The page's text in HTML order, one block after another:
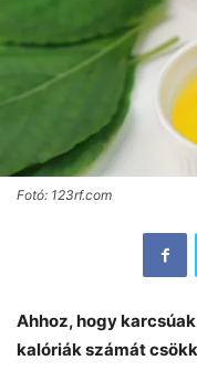
Fotó: 123rf.com
Ahhoz, hogy
kalóriák számát